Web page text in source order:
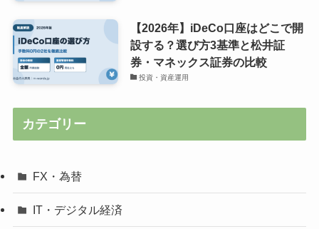
【2026年】iDeCo口座はどこで開
設する？選び方3基準と松井証
券・マネックス証券の比較
投資・資産運用
カテゴリー
FX・為替
IT・デジタル経済